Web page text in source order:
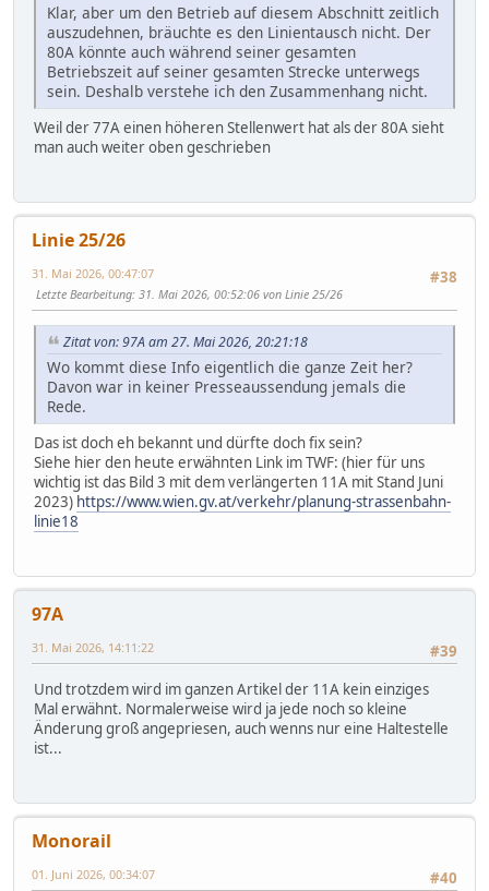
Klar, aber um den Betrieb auf diesem Abschnitt zeitlich
auszudehnen, bräuchte es den Linientausch nicht. Der
80A könnte auch während seiner gesamten
Betriebszeit auf seiner gesamten Strecke unterwegs
sein. Deshalb verstehe ich den Zusammenhang nicht.
Weil der 77A einen höheren Stellenwert hat als der 80A sieht
man auch weiter oben geschrieben
Linie 25/26
#38
31. Mai 2026, 00:47:07
Letzte Bearbeitung: 31. Mai 2026, 00:52:06 von Linie 25/26
Zitat von: 97A am 27. Mai 2026, 20:21:18
Wo kommt diese Info eigentlich die ganze Zeit her?
Davon war in keiner Presseaussendung jemals die
Rede.
Das ist doch eh bekannt und dürfte doch fix sein?
Siehe hier den heute erwähnten Link im TWF: (hier für uns
wichtig ist das Bild 3 mit dem verlängerten 11A mit Stand Juni
2023) https://www.wien.gv.at/verkehr/planung-strassenbahn-
linie18
97A
#39
31. Mai 2026, 14:11:22
Und trotzdem wird im ganzen Artikel der 11A kein einziges
Mal erwähnt. Normalerweise wird ja jede noch so kleine
Änderung groß angepriesen, auch wenns nur eine Haltestelle
ist...
Monorail
#40
01. Juni 2026, 00:34:07